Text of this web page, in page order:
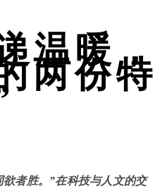
温暖，
两份特
欲者胜。”在科技与人文的交